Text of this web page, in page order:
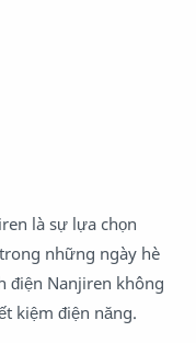
là sự lựa chọn
những ngày hè
điện Nanjiren không
kiệm điện năng.